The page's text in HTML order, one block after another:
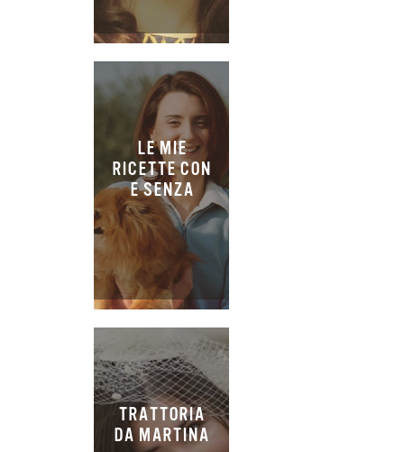
LE MIE
RICETTE CON
E SENZA
TRATTORIA
DA MARTINA